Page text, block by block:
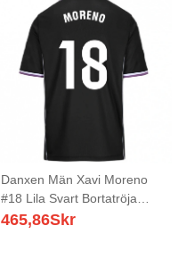
Danxen Män Xavi Moreno
#18 Lila Svart Bortatröja
Matchtröjor 2025/26 Tröjor
465,86Skr